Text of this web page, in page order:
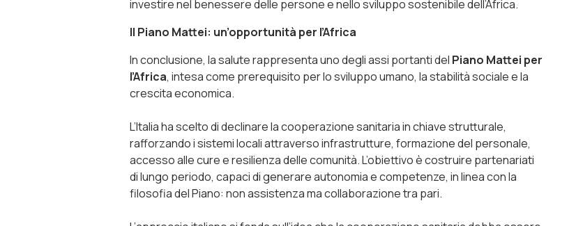
investire nel benessere delle persone e nello sviluppo sostenibile dell’Africa.
Il Piano Mattei: un’opportunità per l’Africa
In conclusione, la salute rappresenta uno degli assi portanti del Piano Mattei per
l’Africa, intesa come prerequisito per lo sviluppo umano, la stabilità sociale e la
crescita economica.
L’Italia ha scelto di declinare la cooperazione sanitaria in chiave strutturale,
rafforzando i sistemi locali attraverso infrastrutture, formazione del personale,
accesso alle cure e resilienza delle comunità. L’obiettivo è costruire partenariati
di lungo periodo, capaci di generare autonomia e competenze, in linea con la
filosofia del Piano: non assistenza ma collaborazione tra pari.